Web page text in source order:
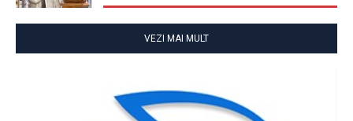
VEZI MAI MULT